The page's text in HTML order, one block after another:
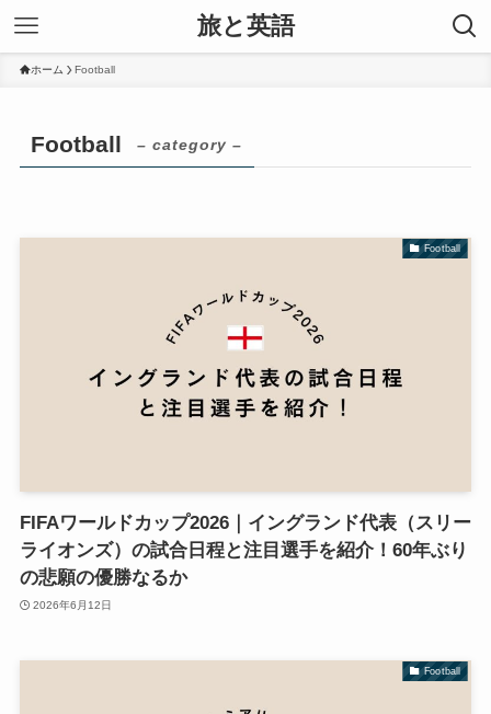
旅と英語
ホーム Football
Football – category –
Football
FIFAワールドカップ2026｜イングランド代表（スリー
ライオンズ）の試合日程と注目選手を紹介！60年ぶり
の悲願の優勝なるか
2026年6月12日
Football